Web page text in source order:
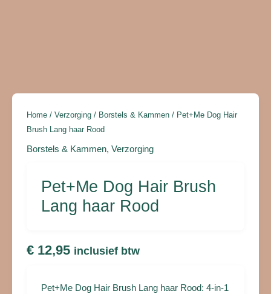
Home / Verzorging / Borstels & Kammen / Pet+Me Dog Hair
Brush Lang haar Rood
Borstels & Kammen, Verzorging
Pet+Me Dog Hair Brush
Lang haar Rood
€ 12,95 inclusief btw
Pet+Me Dog Hair Brush Lang haar Rood: 4-in-1